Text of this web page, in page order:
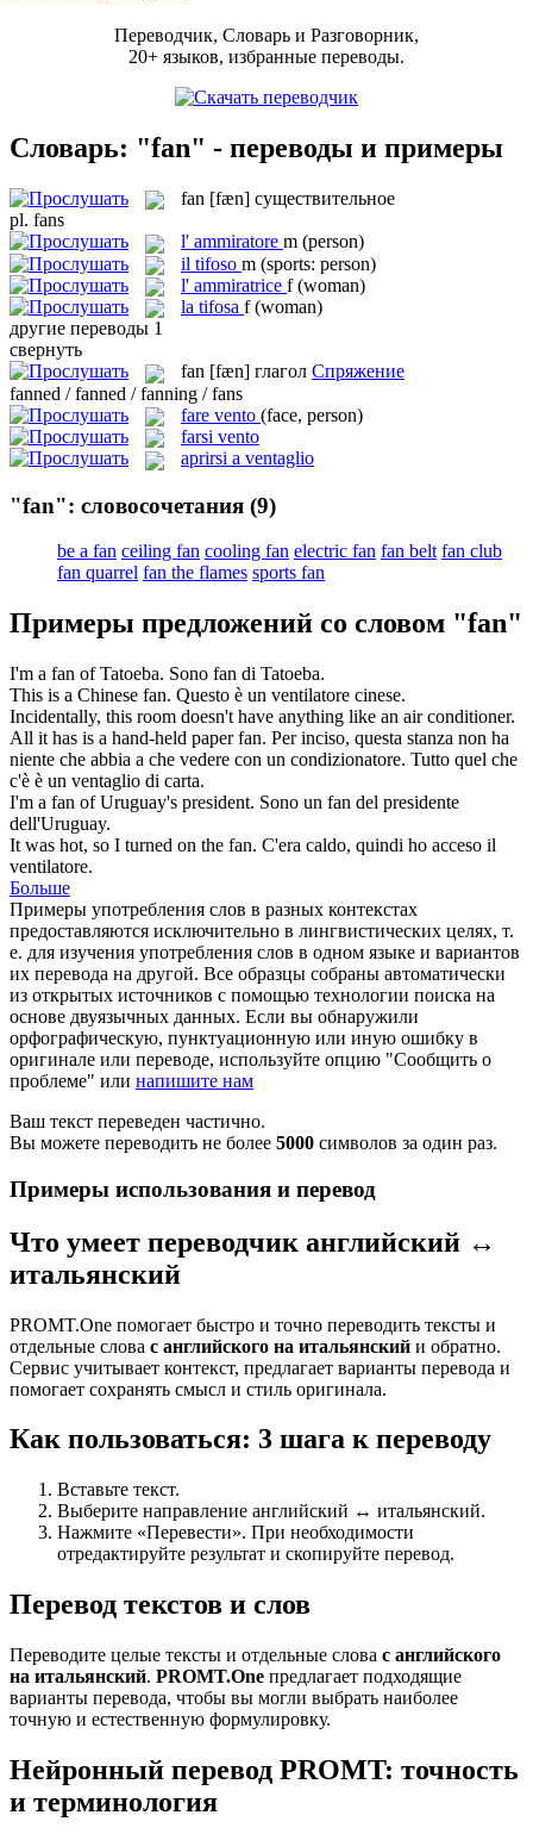
Переводчик, Словарь и Разговорник,
20+ языков, избранные переводы.
Словарь: "fan" - переводы и примеры
fan [fæn] существительное
pl. fans
l' ammiratore m (person)
il tifoso m (sports: person)
l' ammiratrice f (woman)
la tifosa f (woman)
другие переводы 1
свернуть
fan [fæn] глагол Спряжение
fanned / fanned / fanning / fans
fare vento (face, person)
farsi vento
aprirsi a ventaglio
"fan": словосочетания (9)
be a fan ceiling fan cooling fan electric fan fan belt fan club
fan quarrel fan the flames sports fan
Примеры предложений со словом "fan"
I'm a fan of Tatoeba. Sono fan di Tatoeba.
This is a Chinese fan. Questo è un ventilatore cinese.
Incidentally, this room doesn't have anything like an air conditioner.
All it has is a hand-held paperfan. Per inciso, questa stanza non ha
niente che abbia a che vedere con un condizionatore. Tutto quel che
c'è è un ventaglio di carta.
I'm a fan of Uruguay's president. Sono un fan del presidente
dell'Uruguay.
It was hot, so I turned on the fan. C'era caldo, quindi ho acceso il
ventilatore.
Больше
Примеры употребления слов в разных контекстах
предоставляются исключительно в лингвистических целях, т.
е. для изучения употребления слов в одном языке и вариантов
их перевода на другой. Все образцы собраны автоматически
из открытых источников с помощью технологии поиска на
основе двуязычных данных. Если вы обнаружили
орфографическую, пунктуационную или иную ошибку в
оригинале или переводе, используйте опцию "Сообщить о
проблеме" или напишите нам
Ваш текст переведен частично.
Вы можете переводить не более 5000 символов за один раз.
Примеры использования и перевод
Что умеет переводчик английский ↔
итальянский
PROMT.One помогает быстро и точно переводить тексты и
отдельные слова с английского на итальянский и обратно.
Сервис учитывает контекст, предлагает варианты перевода и
помогает сохранять смысл и стиль оригинала.
Как пользоваться: 3 шага к переводу
Вставьте текст.
Выберите направление английский ↔ итальянский.
Нажмите «Перевести». При необходимости
отредактируйте результат и скопируйте перевод.
Перевод текстов и слов
Переводите целые тексты и отдельные слова с английского
на итальянский. PROMT.One предлагает подходящие
варианты перевода, чтобы вы могли выбрать наиболее
точную и естественную формулировку.
Нейронный перевод PROMT: точность
и терминология